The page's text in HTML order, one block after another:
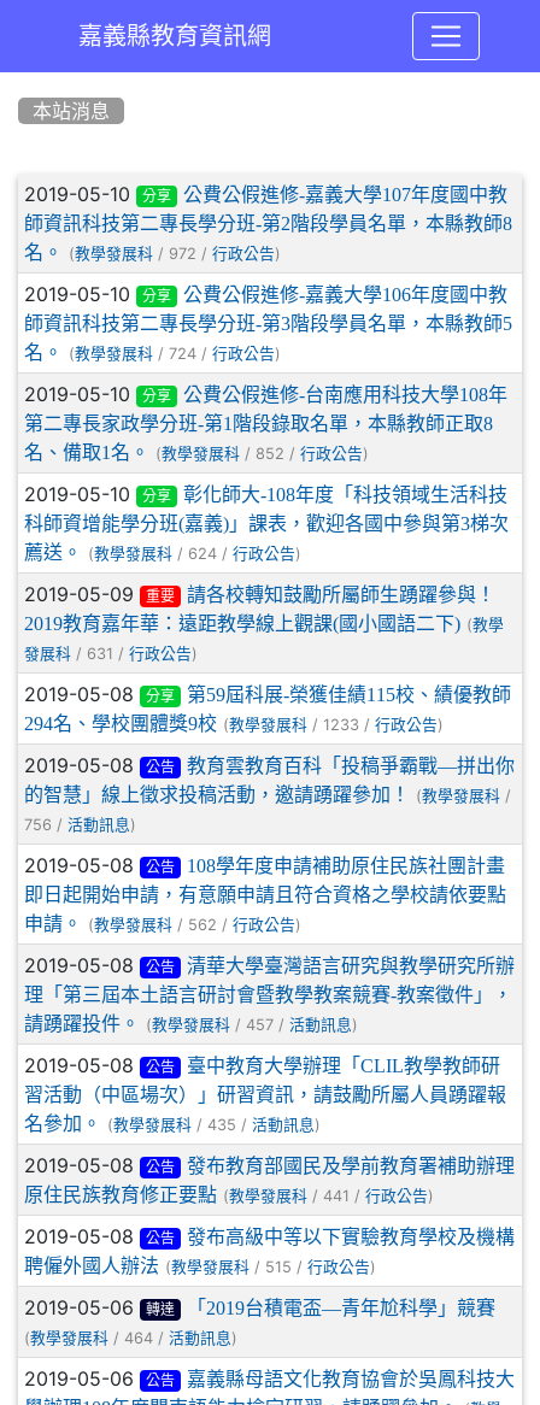
嘉義縣教育資訊網
本站消息
文章列表
2019-05-10 分享
公費公假進修-嘉義大學107年度國中教
師資訊科技第二專長學分班-第2階段學員名單，本縣教師8
名。
(教學發展科 / 972 / 行政公告)
2019-05-10 分享
公費公假進修-嘉義大學106年度國中教
師資訊科技第二專長學分班-第3階段學員名單，本縣教師5
名。
(教學發展科 / 724 / 行政公告)
2019-05-10 分享
公費公假進修-台南應用科技大學108年
第二專長家政學分班-第1階段錄取名單，本縣教師正取8
名、備取1名。
(教學發展科 / 852 / 行政公告)
2019-05-10 分享
彰化師大-108年度「科技領域生活科技
科師資增能學分班(嘉義)」課表，歡迎各國中參與第3梯次
薦送。
(教學發展科 / 624 / 行政公告)
2019-05-09 重要
請各校轉知鼓勵所屬師生踴躍參與！
2019教育嘉年華：遠距教學線上觀課(國小國語二下) (教學
發展科 / 631 / 行政公告)
2019-05-08 分享
第59屆科展-榮獲佳績115校、績優教師
294名、學校團體獎9校 (教學發展科 / 1233 / 行政公告)
2019-05-08 公告
教育雲教育百科「投稿爭霸戰—拼出你
的智慧」線上徵求投稿活動，邀請踴躍參加！
(教學發展科 /
756 / 活動訊息 )
2019-05-08 公告
108學年度申請補助原住民族社團計畫
即日起開始申請，有意願申請且符合資格之學校請依要點
申請。
(教學發展科 / 562 / 行政公告)
2019-05-08 公告
清華大學臺灣語言研究與教學研究所辦
理「第三屆本土語言研討會暨教學教案競賽-教案徵件」，
請踴躍投件。
(教學發展科 / 457 / 活動訊息 )
2019-05-08 公告
臺中教育大學辦理「CLIL教學教師研
習活動（中區場次）」研習資訊，請鼓勵所屬人員踴躍報
名參加。
(教學發展科 / 435 / 活動訊息 )
2019-05-08 公告
發布教育部國民及學前教育署補助辦理
原住民族教育修正要點 (教學發展科 / 441 / 行政公告)
2019-05-08 公告
發布高級中等以下實驗教育學校及機構
聘僱外國人辦法 (教學發展科 / 515 / 行政公告)
2019-05-06 轉達 「2019台積電盃—青年尬科學」競賽
(教學發展科 / 464 / 活動訊息 )
2019-05-06 公告
嘉義縣母語文化教育協會於吳鳳科技大